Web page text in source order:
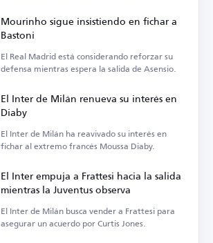
Mourinho sigue insistiendo en fichar a
Bastoni
El Real Madrid está considerando reforzar su
defensa mientras espera la salida de Asensio.
El Inter de Milán renueva su interés en
Diaby
El Inter de Milán ha reavivado su interés en
fichar al extremo francés Moussa Diaby.
El Inter empuja a Frattesi hacia la salida
mientras la Juventus observa
El Inter de Milán busca vender a Frattesi para
asegurar un acuerdo por Curtis Jones.